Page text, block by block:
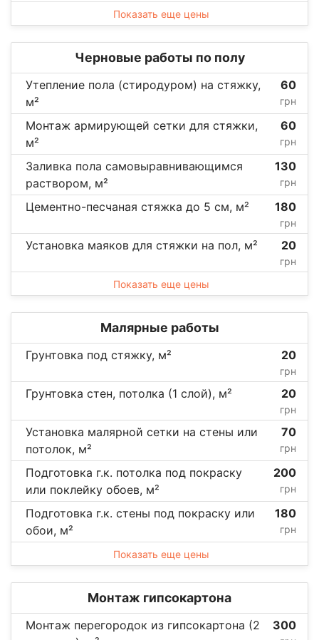
Показать еще цены
Черновые работы по полу
Утепление пола (стиродуром) на стяжку,
м²
60
грн
Монтаж армирующей сетки для стяжки,
м²
60
грн
Заливка пола самовыравнивающимся
раствором, м²
130
грн
Цементно-песчаная стяжка до 5 см, м² 180
грн
Установка маяков для стяжки на пол, м² 20
грн
Показать еще цены
Малярные работы
Грунтовка под стяжку, м² 20
грн
Грунтовка стен, потолка (1 слой), м² 20
грн
Установка малярной сетки на стены или
потолок, м²
70
грн
Подготовка г.к. потолка под покраску
или поклейку обоев, м²
200
грн
Подготовка г.к. стены под покраску или
обои, м²
180
грн
Показать еще цены
Монтаж гипсокартона
Монтаж перегородок из гипсокартона (2
300